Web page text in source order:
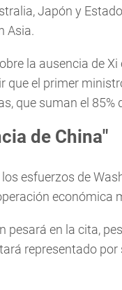
Japón y
Asia.
la ausencia de
que el primer
que suman el 85%
de China"
esfuerzos de
económica
pesará en la cita,
representado